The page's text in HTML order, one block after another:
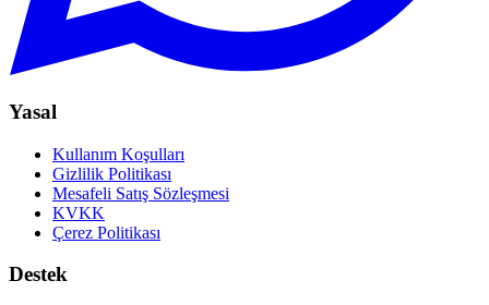
Yasal
Kullanım Koşulları
Gizlilik Politikası
Mesafeli Satış Sözleşmesi
KVKK
Çerez Politikası
Destek